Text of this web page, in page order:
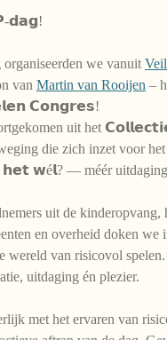
𝗱𝗮𝗴!
we vanuit
van Martin van Rooijen –
𝗖𝗼𝗻𝗴𝗿𝗲𝘀!
uit het
die zich inzet voor
𝘄é𝗹? — méér uitdaging
uit de kinderopvang,
en overheid doken we
wereld van risicovol
uitdaging én plezier.
met het ervaren van